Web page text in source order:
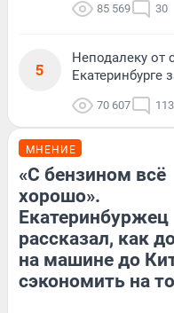
85 569 30
5
Неподалеку от
Екатеринбурге
70 607 113
МНЕНИЕ
«С бензином всё
хорошо».
Екатеринбуржец
рассказал, как
на машине до
сэкономить на